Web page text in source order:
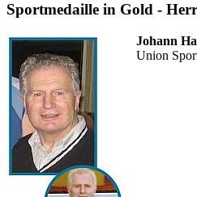
Sportmedaille in Gold -
Johann
Union